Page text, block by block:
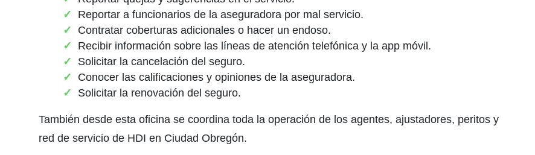
Reportar a funcionarios de la aseguradora por mal servicio.
Contratar coberturas adicionales o hacer un endoso.
Recibir información sobre las líneas de atención telefónica y la app móvil.
Solicitar la cancelación del seguro.
Conocer las calificaciones y opiniones de la aseguradora.
Solicitar la renovación del seguro.
También desde esta oficina se coordina toda la operación de los agentes, ajustadores, peritos y
red de servicio de HDI en Ciudad Obregón.